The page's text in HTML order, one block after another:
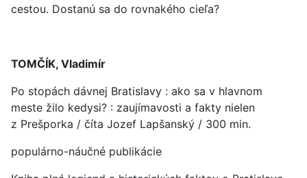
cestou. Dostanú sa do rovnakého cieľa?
TOMČÍK, Vladimír
Po stopách dávnej Bratislavy : ako sa v hlavnom
meste žilo kedysi? : zaujímavosti a fakty nielen
z Prešporka / číta Jozef Lapšanský / 300 min.
populárno-náučné publikácie